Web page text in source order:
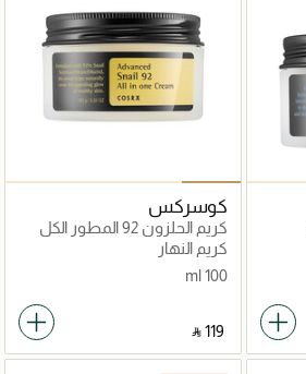
كوسركس
كريم الحلزون 92 المطور الكل
في واحد
كريم النهار
100 ml
‎ ⃁ ⁦119⁩ ‎